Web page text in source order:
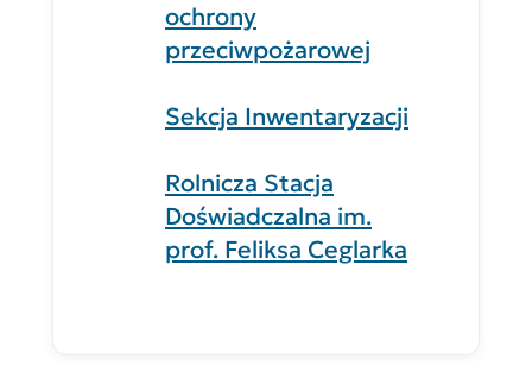
ochrony
przeciwpożarowej
Sekcja Inwentaryzacji
Rolnicza Stacja
Doświadczalna im.
prof. Feliksa Ceglarka